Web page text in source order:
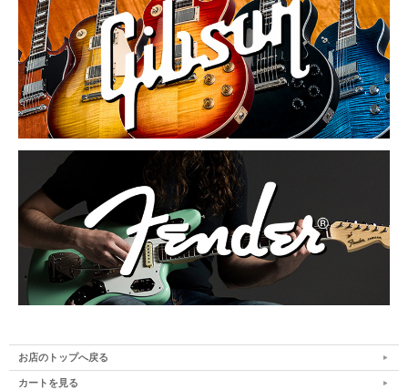
お店のトップへ戻る
カートを見る